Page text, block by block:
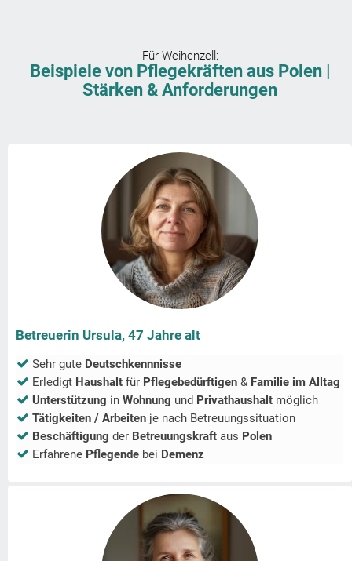
Für Weihenzell :
Beispiele von Pflegekräften aus Polen |
Stärken & Anforderungen
Betreuerin Ursula, 47 Jahre alt
Sehr gute Deutschkennnisse
Erledigt Haushalt für Pflegebedürftigen & Familie im Alltag
Unterstützung in Wohnung und Privathaushalt möglich
Tätigkeiten / Arbeiten je nach Betreuungssituation
Beschäftigung der Betreuungskraft aus Polen
Erfahrene Pflegende bei Demenz